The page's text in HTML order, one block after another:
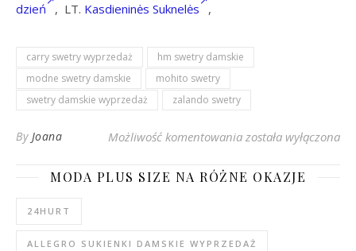
dzień
, LT. Kasdieninės Suknelės ,
carry swetry wyprzedaż
hm swetry damskie
modne swetry damskie
mohito swetry
swetry damskie wyprzedaż
zalando swetry
By Joana Możliwość komentowania Swetry rozpinane –
została wyłączona
MODA PLUS SIZE NA RÓŻNE OKAZJE
24HURT
ALLEGRO SUKIENKI DAMSKIE WYPRZEDAŻ